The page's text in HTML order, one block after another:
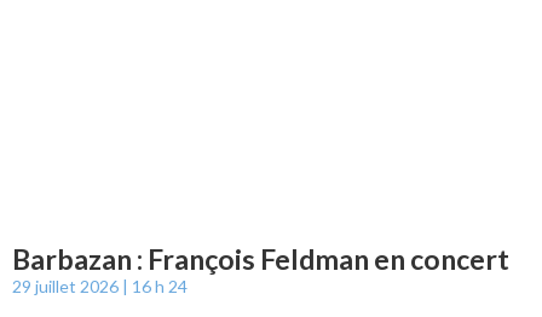
Barbazan : François Feldman en concert
29 juillet 2026 16 h 24